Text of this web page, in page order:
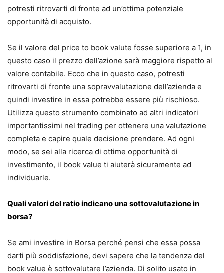
potresti ritrovarti di fronte ad un’ottima potenziale
opportunità di acquisto.
Se il valore del price to book valute fosse superiore a 1, in
questo caso il prezzo dell’azione sarà maggiore rispetto al
valore contabile. Ecco che in questo caso, potresti
ritrovarti di fronte una sopravvalutazione dell’azienda e
quindi investire in essa potrebbe essere più rischioso.
Utilizza questo strumento combinato ad altri indicatori
importantissimi nel trading per ottenere una valutazione
completa e capire quale decisione prendere. Ad ogni
modo, se sei alla ricerca di ottime opportunità di
investimento, il book value ti aiuterà sicuramente ad
individuarle.
Quali valori del ratio indicano una sottovalutazione in
borsa?
Se ami investire in Borsa perché pensi che essa possa
darti più soddisfazione, devi sapere che la tendenza del
book value è sottovalutare l’azienda. Di solito usato in